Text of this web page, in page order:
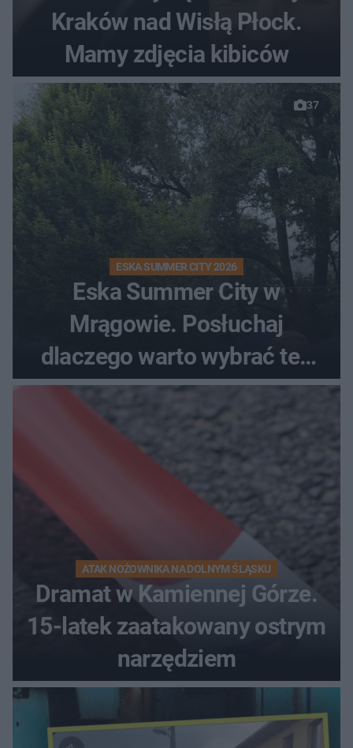
Kraków nad Wisłą Płock.
Mamy zdjęcia kibiców
37
ESKA SUMMER CITY 2026
Eska Summer City w
Mrągowie. Posłuchaj
dlaczego warto wybrać ten
kierunek na urlop!
ATAK NOŻOWNIKA NA DOLNYM ŚLĄSKU
Dramat w Kamiennej Górze.
15-latek zaatakowany ostrym
narzędziem